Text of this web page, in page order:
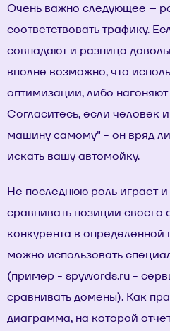
Очень важно следующее –
соответствовать трафику.
совпадают и разница
вполне возможно, что
оптимизации, либо
Согласитесь, если человек
машину самому" - он вряд
искать вашу автомойку.
Не последнюю роль играет
сравнивать позиции своего
конкурента в
можно использовать
(пример - spywords.ru -
сравнивать домены). Как
диаграмма, на которой